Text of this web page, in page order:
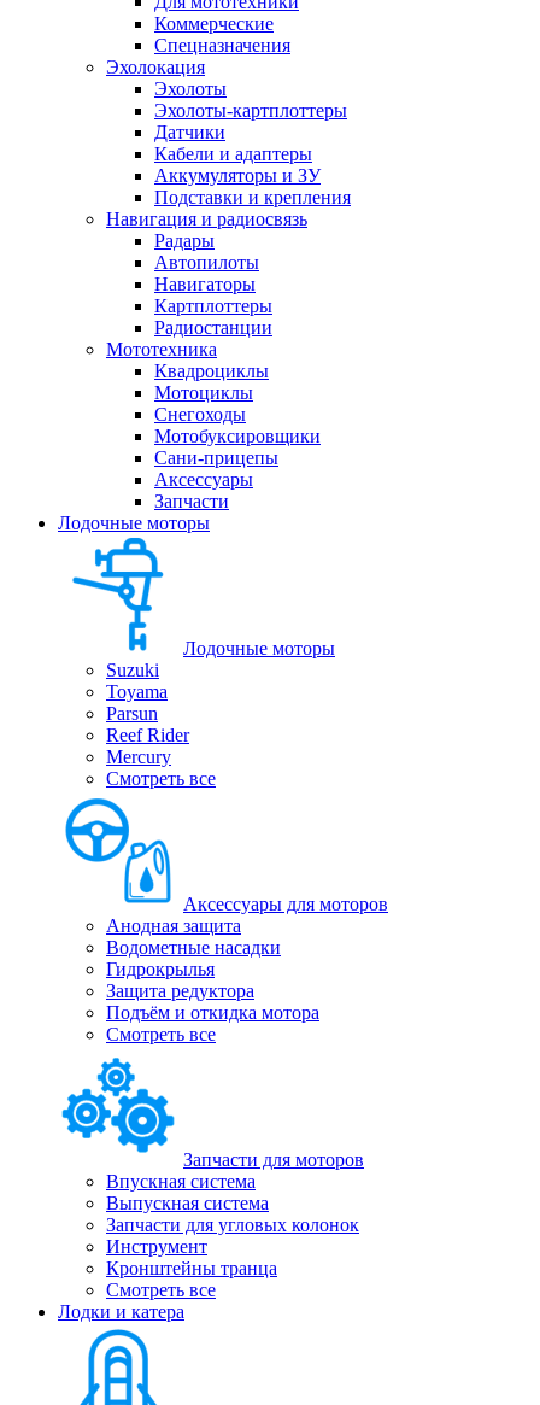
Коммерческие
Спецназначения
Эхолокация
Эхолоты
Эхолоты-картплоттеры
Датчики
Кабели и адаптеры
Аккумуляторы и ЗУ
Подставки и крепления
Навигация и радиосвязь
Радары
Автопилоты
Навигаторы
Картплоттеры
Радиостанции
Мототехника
Квадроциклы
Мотоциклы
Снегоходы
Мотобуксировщики
Сани-прицепы
Аксессуары
Запчасти
Лодочные моторы
Лодочные моторы
Suzuki
Toyama
Parsun
Reef Rider
Mercury
Смотреть все
Аксессуары для моторов
Анодная защита
Водометные насадки
Гидрокрылья
Защита редуктора
Подъём и откидка мотора
Смотреть все
Запчасти для моторов
Впускная система
Выпускная система
Запчасти для угловых колонок
Инструмент
Кронштейны транца
Смотреть все
Лодки и катера